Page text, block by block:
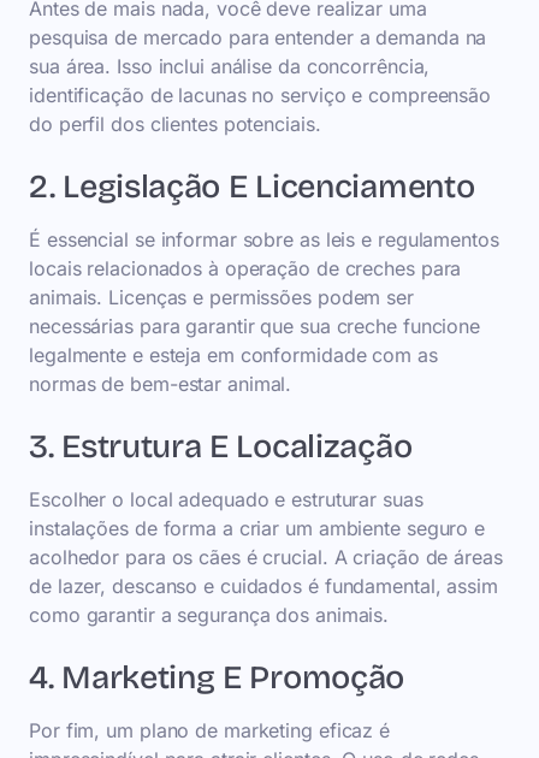
Antes de mais nada, você deve realizar uma
pesquisa de mercado para entender a demanda na
sua área. Isso inclui análise da concorrência,
identificação de lacunas no serviço e compreensão
do perfil dos clientes potenciais.
2. Legislação E Licenciamento
É essencial se informar sobre as leis e regulamentos
locais relacionados à operação de creches para
animais. Licenças e permissões podem ser
necessárias para garantir que sua creche funcione
legalmente e esteja em conformidade com as
normas de bem-estar animal.
3. Estrutura E Localização
Escolher o local adequado e estruturar suas
instalações de forma a criar um ambiente seguro e
acolhedor para os cães é crucial. A criação de áreas
de lazer, descanso e cuidados é fundamental, assim
como garantir a segurança dos animais.
4. Marketing E Promoção
Por fim, um plano de marketing eficaz é